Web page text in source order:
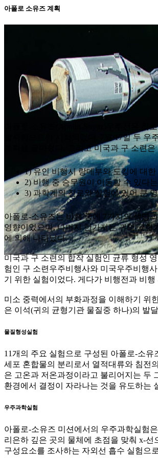
아폴로 소유즈 계획
아폴로-소유즈(Apollo-Soyuz)우주선은
발사됨으로써 시작되었다. 7월 17일 두
계획을 끝마쳤다. 그리고 미국과 구 소련
1) 유인 비행시 랑데부와 도킹에 대
2) 비행 중 승무원이 이동할 수 있다
3) 과학계의 진로와 실험에 있어 큰
아폴로-소유즈는 비행 중에 7가지의 생명
영향이었으며, 나머지 한가지는 귀의 균
에 의해 나타났다.
미국과 구 소련의 합작 실험인 균류 형성
험인 구 소련우주비행사와 미국우주비행
기 위한 실험이었다. 게다가 비행전과 비
미소 중력에서의 부화과정을 이해하기 위
은 이석(귀의 균형기관 물질중 하나)의 발
물질형성실험
11개의 주요 실험으로 구성된 아폴로-소
세포 혼합물의 분리로서 열적대류와 침전
은 고온과 저온과정이라고 불리어지는 두
환경에서 결정이 자라나는 것을 유도하는
우주과학실험
아폴로-소유즈 미션에서의 우주과학실험
리은하 깊은 곳의 물체에 초점을 맞춰 x-
구성요소를 조사하는 자외선 흡수 실험으